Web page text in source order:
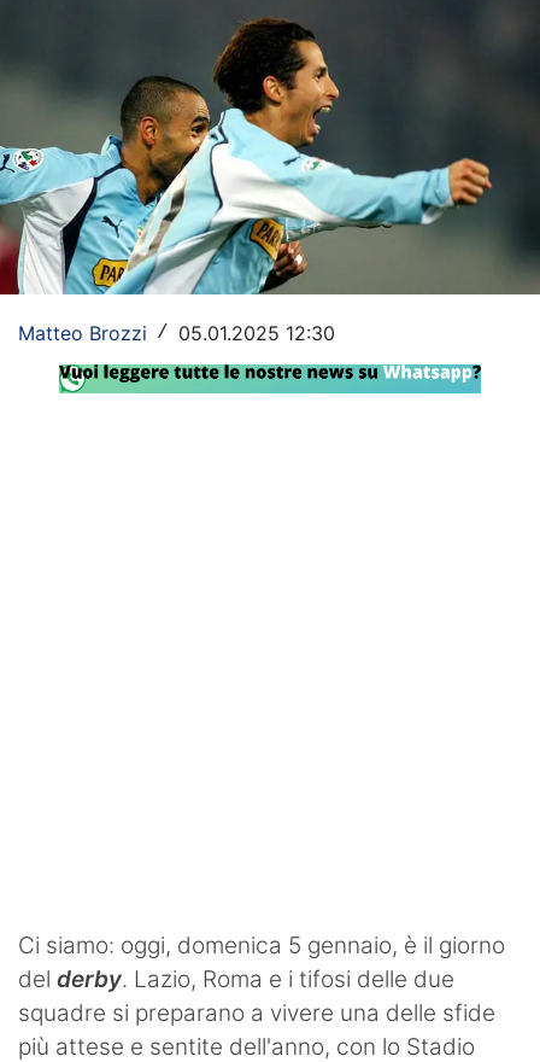
Champions League
Europa League
Altri Sport
Formula 1
Tennis
Vela
Matteo Brozzi / 05.01.2025 12:30
Ci siamo: oggi, domenica 5 gennaio, è il giorno
del derby. Lazio, Roma e i tifosi delle due
squadre si preparano a vivere una delle sfide
più attese e sentite dell'anno, con lo Stadio